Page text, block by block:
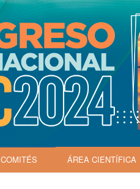
COMITÉS ÁREA CIENTÍFICA